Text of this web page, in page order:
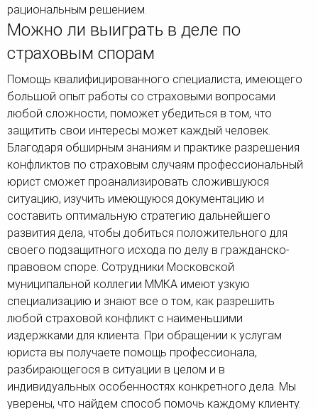
рациональным решением.
Можно ли выиграть в деле по
страховым спорам
Помощь квалифицированного специалиста, имеющего
большой опыт работы со страховыми вопросами
любой сложности, поможет убедиться в том, что
защитить свои интересы может каждый человек.
Благодаря обширным знаниям и практике разрешения
конфликтов по страховым случаям профессиональный
юрист сможет проанализировать сложившуюся
ситуацию, изучить имеющуюся документацию и
составить оптимальную стратегию дальнейшего
развития дела, чтобы добиться положительного для
своего подзащитного исхода по делу в гражданско-
правовом споре. Сотрудники Московской
муниципальной коллегии ММКА имеют узкую
специализацию и знают все о том, как разрешить
любой страховой конфликт с наименьшими
издержками для клиента. При обращении к услугам
юриста вы получаете помощь профессионала,
разбирающегося в ситуации в целом и в
индивидуальных особенностях конкретного дела. Мы
уверены, что найдем способ помочь каждому клиенту.